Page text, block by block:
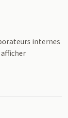
internes
afficher